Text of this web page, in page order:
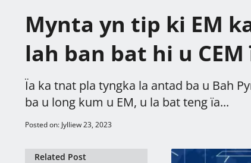
Mynta yn tip ki EM
lah ban bat hi u
Ïa ka tnat pla tyngka la antad ba u Bah
ba u long kum u EM, u la bat teng ïa...
Posted on: Jylliew 23, 2023
Related Post